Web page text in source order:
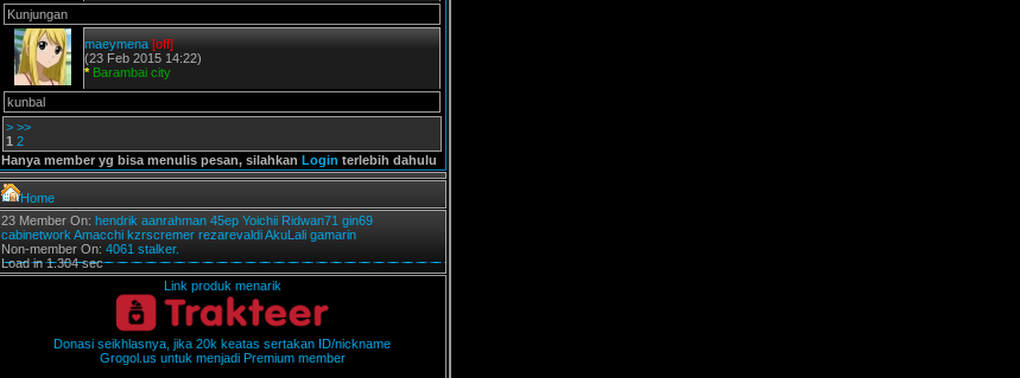
Kunjungan
maeymena [off]
(23 Feb 2015 14:22)
* Barambai city
kunbal
> >>
1 2
Hanya member yg bisa menulis pesan, silahkan Login terlebih dahulu
Home
23 Member On: hendrik aanrahman 45ep Yoichii Ridwan71 gin69
cabinetwork Amacchi kzrscremer rezarevaldiAkuLali gamarin
Non-member On: 4061 stalker.
Load in 1.304 sec
Link produk menarik
Donasi seikhlasnya, jika 20k keatas sertakan ID/nickname
Grogol.us untuk menjadi Premium member